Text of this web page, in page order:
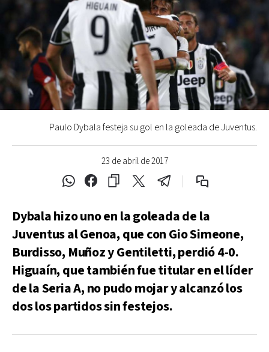
23 de abril de 2017
Paulo Dybala festeja su gol en la goleada de Juventus.
Dybala hizo uno en la goleada de la
Juventus al Genoa, que con Gio Simeone,
Burdisso, Muñoz y Gentiletti, perdió 4-0.
Higuaín, que también fue titular en el líder
de la Seria A, no pudo mojar y alcanzó los
dos los partidos sin festejos.